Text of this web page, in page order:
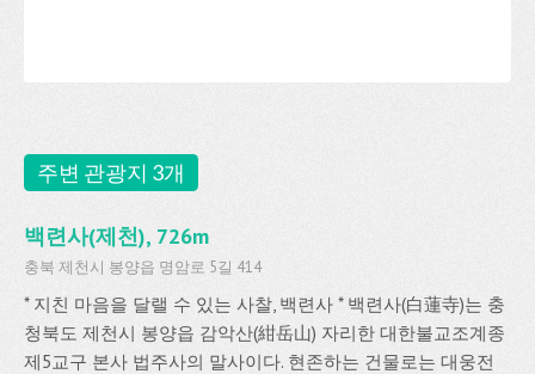
주변 관광지 3개
백련사(제천), 726m
충북 제천시 봉양읍 명암로 5길 414
* 지친 마음을 달랠 수 있는 사찰, 백련사 * 백련사(白蓮寺)는 충
청북도 제천시 봉양읍 감악산(紺岳山) 자리한 대한불교조계종
제5교구 본사 법주사의 말사이다. 현존하는 건물로는 대웅전